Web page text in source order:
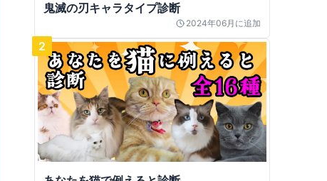
鬼滅の刃キャラタイプ診断
2024年06月 に追加
2